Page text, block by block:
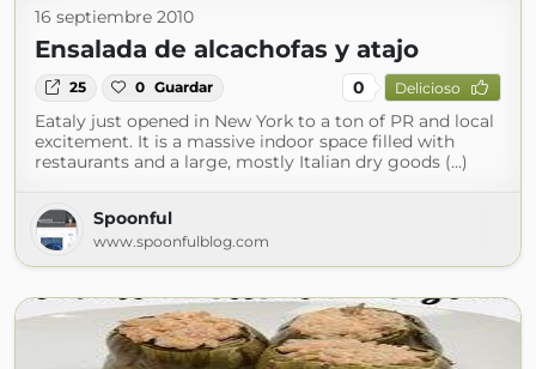
16 septiembre 2010
Ensalada de alcachofas y atajo
25 0 Guardar 0 Delicioso
Eataly just opened in New York to a ton of PR and local
excitement. It is a massive indoor space filled with
restaurants and a large, mostly Italian dry goods (...)
Spoonful
www.spoonfulblog.com